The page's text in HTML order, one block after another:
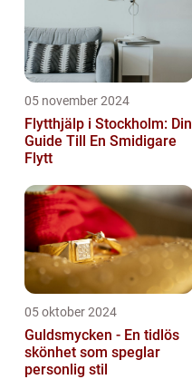
05 november 2024
Flytthjälp i Stockholm: Din
Guide Till En Smidigare
Flytt
05 oktober 2024
Guldsmycken - En tidlös
skönhet som speglar
personlig stil